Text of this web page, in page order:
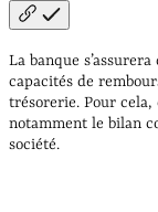
La banque
capacités de
trésorerie. Pour
notamment le bilan
société.